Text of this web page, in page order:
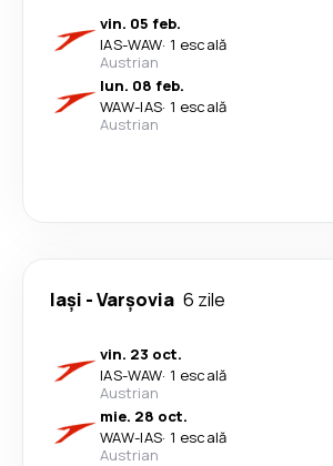
vin. 05 feb.
IAS-WAW· 1 escală
Austrian
lun. 08 feb.
WAW-IAS· 1 escală
Austrian
Iași -Varşovia 6 zile
vin. 23 oct.
IAS-WAW· 1 escală
Austrian
mie. 28 oct.
WAW-IAS· 1 escală
Austrian